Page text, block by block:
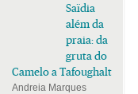
Saïdia
além da
praia: da
gruta do
Camelo a Tafoughalt
Andreia Marques